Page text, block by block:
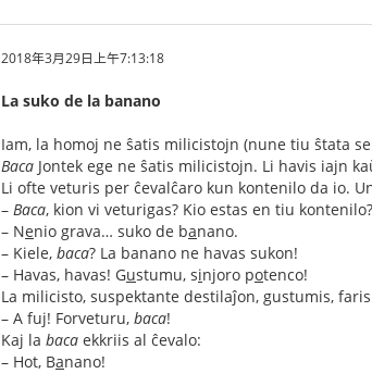
2018年3月29日上午7:13:18
La suko de la banano
Iam, la homoj ne ŝatis milicistojn (nune tiu ŝtata
Baca Jontek ege ne ŝatis milicistojn. Li havis iajn
Li ofte veturis per ĉevalĉaro kun kontenilo da io.
– Baca, kion vi veturigas? Kio estas en tiu kontenilo?
– Nenio grava… suko de banano.
– Kiele, baca? La banano ne havas sukon!
– Havas, havas! Gustumu, sinjoro potenco!
La milicisto, suspektante destilaĵon, gustumis,
– A fuj! Forveturu, baca!
Kaj la baca ekkriis al ĉevalo:
– Hot, Banano!